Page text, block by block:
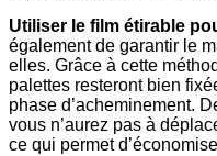
Utiliser le film étirable
également de garantir le
elles. Grâce à cette
palettes resteront bien
phase d’acheminement.
vous n’aurez pas à
ce qui permet